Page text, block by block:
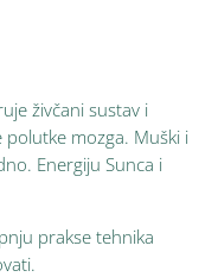
živčani sustav i
mozga. Muški i
Energiju Sunca i
prakse tehnika